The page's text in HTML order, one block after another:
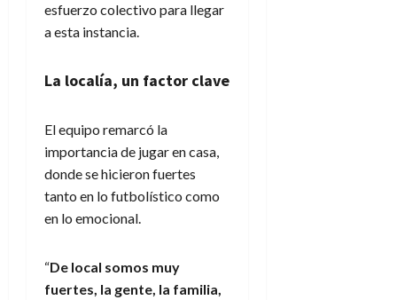
esfuerzo colectivo para llegar
a esta instancia.
La localía, un factor clave
El equipo remarcó la
importancia de jugar en casa,
donde se hicieron fuertes
tanto en lo futbolístico como
en lo emocional.
“De local somos muy
fuertes, la gente, la familia,